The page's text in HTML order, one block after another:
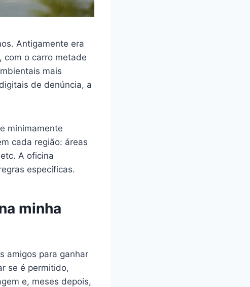
Antigamente era
com o carro metade
mais
de denúncia, a
minimamente
cada região: áreas
A oficina
específicas.
minha
amigos para ganhar
se é permitido,
e, meses depois,